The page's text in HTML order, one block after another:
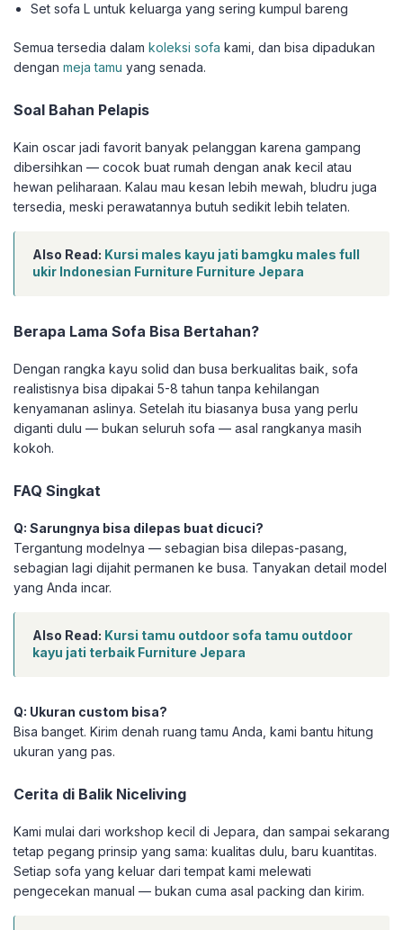
Set sofa L untuk keluarga yang sering kumpul bareng
Semua tersedia dalam koleksi sofa kami, dan bisa dipadukan
dengan meja tamu yang senada.
Soal Bahan Pelapis
Kain oscar jadi favorit banyak pelanggan karena gampang
dibersihkan — cocok buat rumah dengan anak kecil atau
hewan peliharaan. Kalau mau kesan lebih mewah, bludru juga
tersedia, meski perawatannya butuh sedikit lebih telaten.
Also Read: Kursi males kayu jati bamgku males full
ukir Indonesian Furniture Furniture Jepara
Berapa Lama Sofa Bisa Bertahan?
Dengan rangka kayu solid dan busa berkualitas baik, sofa
realistisnya bisa dipakai 5-8 tahun tanpa kehilangan
kenyamanan aslinya. Setelah itu biasanya busa yang perlu
diganti dulu — bukan seluruh sofa — asal rangkanya masih
kokoh.
FAQ Singkat
Q: Sarungnya bisa dilepas buat dicuci?
Tergantung modelnya — sebagian bisa dilepas-pasang,
sebagian lagi dijahit permanen ke busa. Tanyakan detail model
yang Anda incar.
Also Read: Kursi tamu outdoor sofa tamu outdoor
kayu jati terbaik Furniture Jepara
Q: Ukuran custom bisa?
Bisa banget. Kirim denah ruang tamu Anda, kami bantu hitung
ukuran yang pas.
Cerita di Balik Niceliving
Kami mulai dari workshop kecil di Jepara, dan sampai sekarang
tetap pegang prinsip yang sama: kualitas dulu, baru kuantitas.
Setiap sofa yang keluar dari tempat kami melewati
pengecekan manual — bukan cuma asal packing dan kirim.